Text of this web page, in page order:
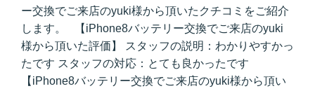
ー交換でご来店のyuki様から頂いたクチコミをご紹介
します。 【iPhone8バッテリー交換でご来店のyuki
様から頂いた評価】 スタッフの説明：わかりやすかっ
たです スタッフの対応：とても良かったです
【iPhone8バッテリー交換でご来店のyuki様から頂い